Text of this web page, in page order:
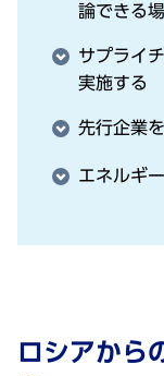
論できる
サプライ
実施する
先⾏企業
エネルギ
ロシアから